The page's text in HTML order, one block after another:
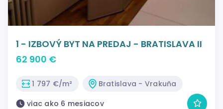
1 - IZBOVÝ BYT NA PREDAJ - BRATISLAVA II
62 900 €
1 797 €/m²
Bratislava - Vrakuňa
viac ako 6 mesiacov